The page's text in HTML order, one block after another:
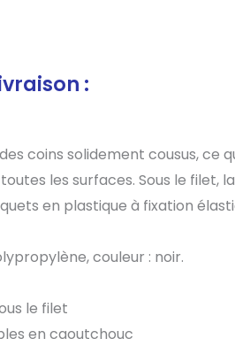
:
coins solidement cousus,
les surfaces. Sous le
en plastique à fixation
couleur : noir.
le filet
en caoutchouc